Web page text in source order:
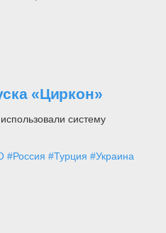
«Циркон»
систему
#Россия #Турция #Украина